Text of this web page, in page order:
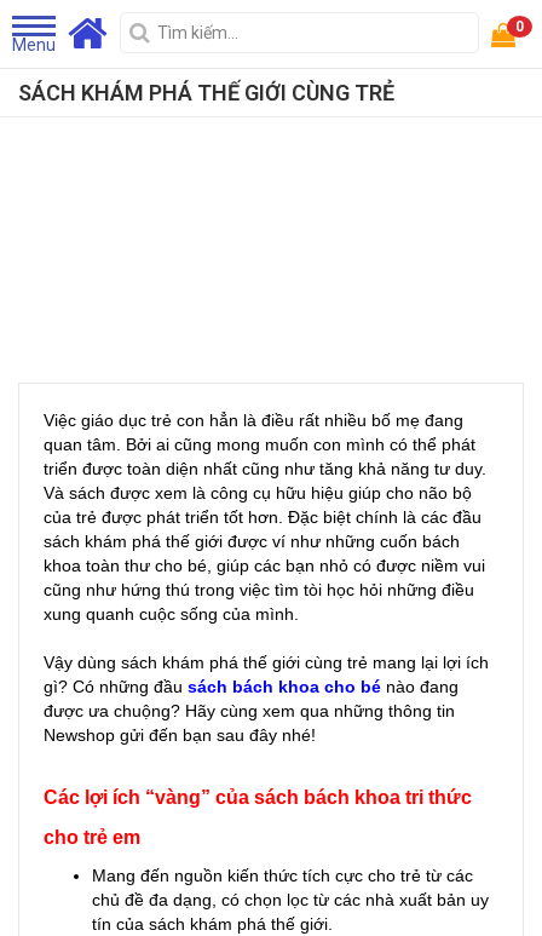
Menu
0
SÁCH KHÁM PHÁ THẾ GIỚI CÙNG TRẺ
Việc giáo dục trẻ con hẳn là điều rất nhiều bố mẹ đang
quan tâm. Bởi ai cũng mong muốn con mình có thể phát
triển được toàn diện nhất cũng như tăng khả năng tư duy.
Và sách được xem là công cụ hữu hiệu giúp cho não bộ
của trẻ được phát triển tốt hơn. Đặc biệt chính là các đầu
sách khám phá thế giới được ví như những cuốn bách
khoa toàn thư cho bé, giúp các bạn nhỏ có được niềm vui
cũng như hứng thú trong việc tìm tòi học hỏi những điều
xung quanh cuộc sống của mình.
Vậy dùng sách khám phá thế giới cùng trẻ mang lại lợi ích
gì? Có những đầu sách bách khoa cho bé nào đang
được ưa chuộng? Hãy cùng xem qua những thông tin
Newshop gửi đến bạn sau đây nhé!
Các lợi ích “vàng” của sách bách khoa tri thức
cho trẻ em
Mang đến nguồn kiến thức tích cực cho trẻ từ các
chủ đề đa dạng, có chọn lọc từ các nhà xuất bản uy
tín của sách khám phá thế giới.